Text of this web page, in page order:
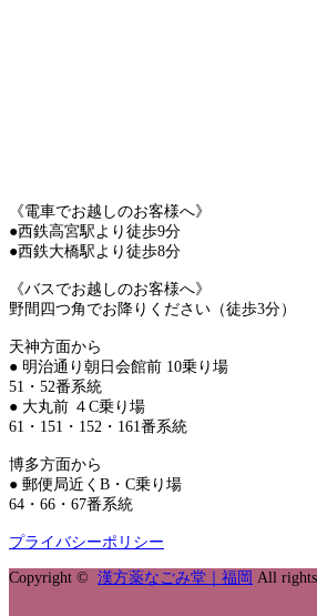
《電車でお越しのお客様へ》
●西鉄高宮駅より徒歩9分
●西鉄大橋駅より徒歩8分
《バスでお越しのお客様へ》
野間四つ角でお降りください（徒歩3分）
天神方面から
● 明治通り朝日会館前 10乗り場
51・52番系統
● 大丸前 ４C乗り場
61・151・152・161番系統
博多方面から
● 郵便局近くB・C乗り場
64・66・67番系統
プライバシーポリシー
Copyright © 漢方薬なごみ堂｜福岡 All rights